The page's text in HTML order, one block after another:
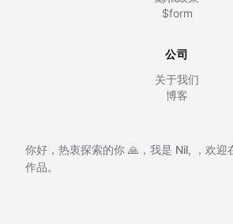
$form
公司
关于我们
博客
你好，热衷探索的你 🙏，我是 Nil, ，欢迎
作品。